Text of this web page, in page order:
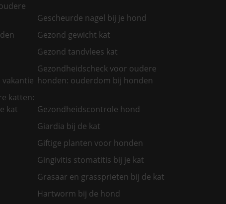
Gescheurde nagel bij je hond
Gezond gewicht kat
Gezond tandvlees kat
Gezondheidscheck voor oudere
honden: ouderdom bij honden
katten:
kat
Gezondheidscontrole hond
Giardia bij de kat
Giftige planten voor honden
Gingivitis stomatitis bij je kat
Grasaar en grassprieten bij de kat
Hartworm bij de hond